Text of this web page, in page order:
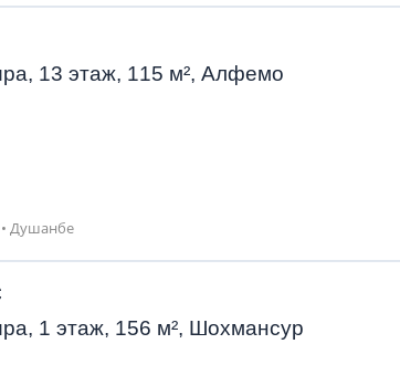
13 этаж, 115 м², Алфемо
• Душанбе
1 этаж, 156 м², Шохмансур